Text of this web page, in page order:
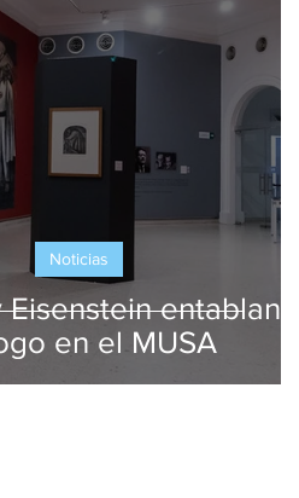
Eisenstein entablan
en el MUSA
Noticias